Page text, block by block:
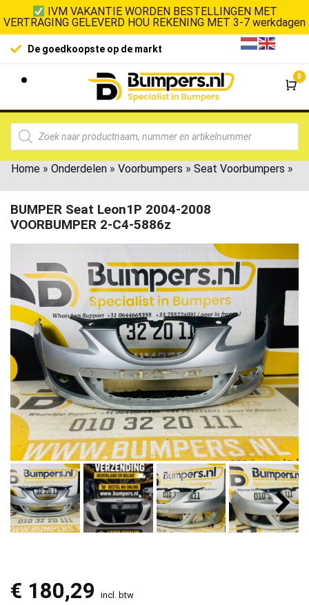
IVM VAKANTIE WORDEN BESTELLINGEN MET
VERTRAGING GELEVERD HOU REKENING MET 3-7 werkdagen
De goedkoopste op de markt
0
Home » Onderdelen » Voorbumpers » Seat Voorbumpers »
BUMPER Seat Leon1P 2004-2008
VOORBUMPER 2-C4-5886z
€ 180,29 incl. btw